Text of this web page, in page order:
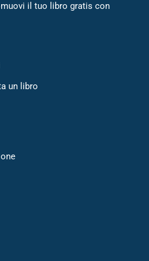
il tuo libro gratis con
un libro